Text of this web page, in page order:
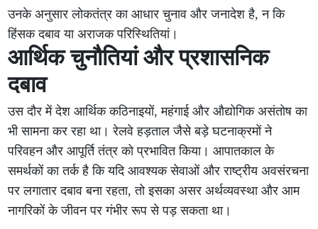
उनके अनुसार लोकतंत्र का आधार चुनाव और जनादेश है, न कि
हिंसक दबाव या अराजक परिस्थितियां।
आर्थिक चुनौतियां और प्रशासनिक
दबाव
उस दौर में देश आर्थिक कठिनाइयों, महंगाई और औद्योगिक असंतोष का
भी सामना कर रहा था। रेलवे हड़ताल जैसे बड़े घटनाक्रमों ने
परिवहन और आपूर्ति तंत्र को प्रभावित किया। आपातकाल के
समर्थकों का तर्क है कि यदि आवश्यक सेवाओं और राष्ट्रीय अवसंरचना
पर लगातार दबाव बना रहता, तो इसका असर अर्थव्यवस्था और आम
नागरिकों के जीवन पर गंभीर रूप से पड़ सकता था।